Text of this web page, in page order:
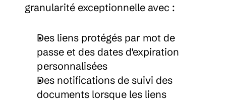
granularité exceptionnelle avec :
Des liens protégés par mot de
passe et des dates d'expiration
personnalisées
Des notifications de suivi des
documents lorsque les liens